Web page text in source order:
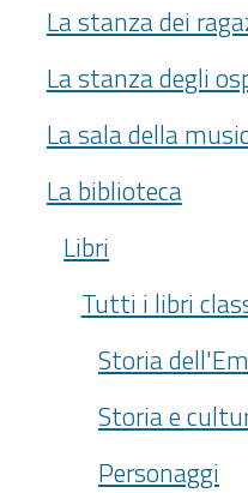
La stanza dei
La stanza degli
La sala della
La biblioteca
Libri
Tutti i libri
Storia
Storia e
Personaggi